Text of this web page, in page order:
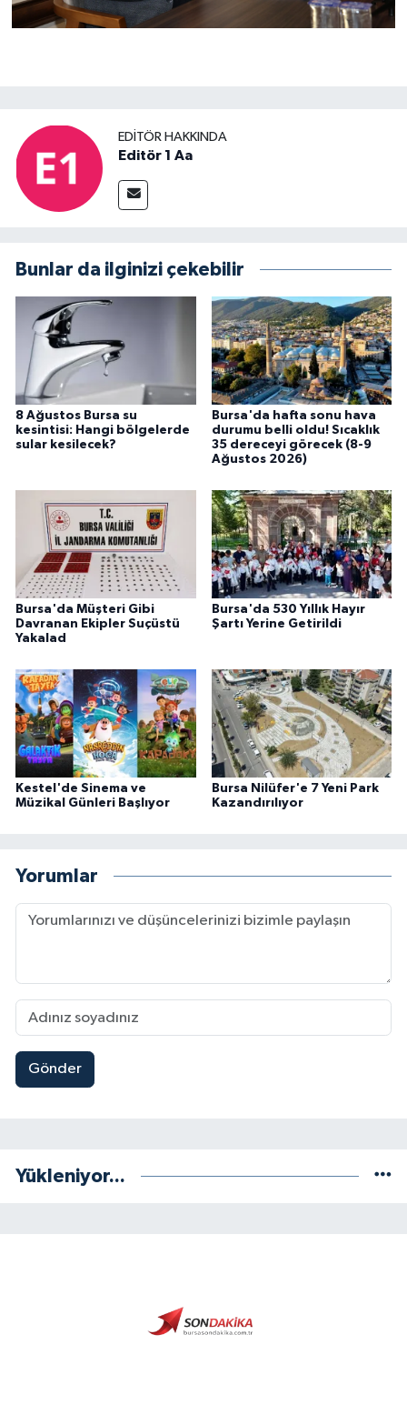
EDITÖR HAKKINDA
Editör 1 Aa
Bunlar da ilginizi çekebilir
8 Ağustos Bursa su
kesintisi: Hangi bölgelerde
sular kesilecek?
Bursa'da hafta sonu hava
durumu belli oldu! Sıcaklık
35 dereceyi görecek (8-9
Ağustos 2026)
Bursa'da Müşteri Gibi
Davranan Ekipler Suçüstü
Yakalad
Bursa'da 530 Yıllık Hayır
Şartı Yerine Getirildi
Kestel'de Sinema ve
Müzikal Günleri Başlıyor
Bursa Nilüfer'e 7 Yeni Park
Kazandırılıyor
Yorumlar
Gönder
Yükleniyor...